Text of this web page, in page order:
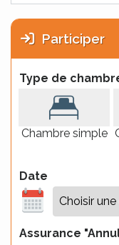
Participer
Type de
Chambre simple
Date
Assurance